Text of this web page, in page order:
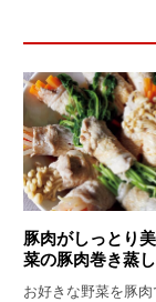
豚肉がしっとり
菜の豚肉巻き蒸
お好きな野菜を豚